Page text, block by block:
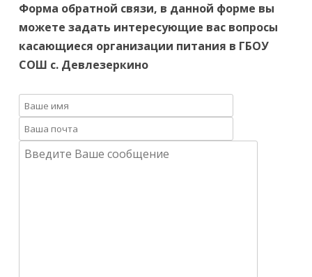
Форма обратной связи, в данной форме вы
можете задать интересующие вас вопросы
касающиеся организации питания в ГБОУ
СОШ с. Девлезеркино